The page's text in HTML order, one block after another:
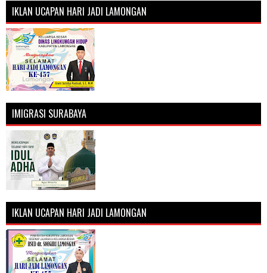
IKLAN UCAPAN HARI JADI LAMONGAN
IMIGRASI SURABAYA
IKLAN UCAPAN HARI JADI LAMONGAN